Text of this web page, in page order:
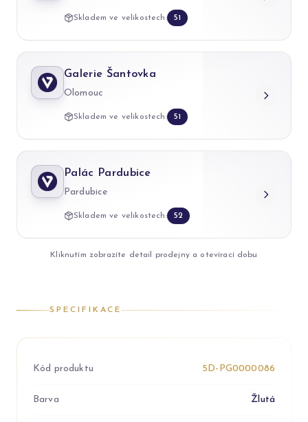
Skladem ve velikostech: 51
Galerie Šantovka
Olomouc
Skladem ve velikostech: 51
Palác Pardubice
Pardubice
Skladem ve velikostech: 52
Kliknutím zobrazíte detail prodejny a otevírací dobu
SPECIFIKACE
Kód produktu 5D-PG0000086
Barva Žlutá